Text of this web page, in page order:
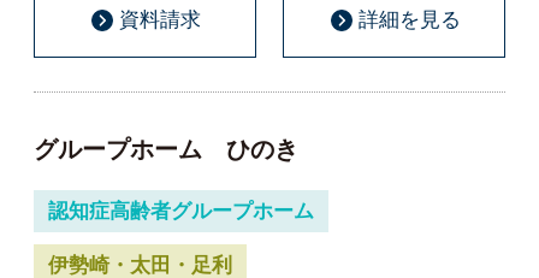
資料請求 詳細を見る
グループホーム ひのき
認知症高齢者グループホーム
伊勢崎・太田・足利